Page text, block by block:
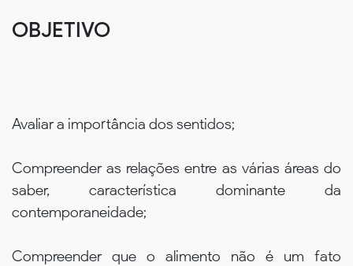
OBJETIVO
Avaliar a importância dos sentidos;
Compreender as relações entre as várias áreas do
saber, característica dominante da
contemporaneidade;
Compreender que o alimento não é um fato